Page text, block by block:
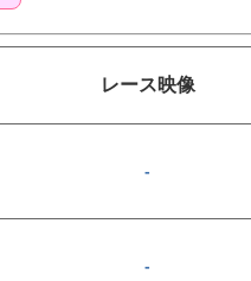
レース映像
-
-